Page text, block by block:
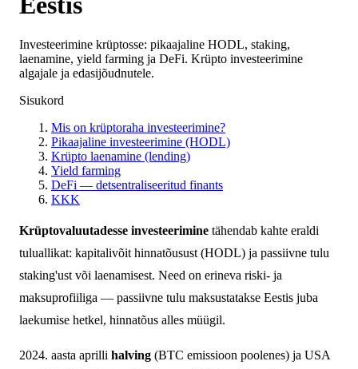
Investeerimine krüptosse: pikaajaline HODL, staking,
laenamine, yield farming ja DeFi. Krüpto investeerimine
algajale ja edasijõudnutele.
Sisukord
Mis on krüptoraha investeerimine?
Pikaajaline investeerimine (HODL)
Krüpto laenamine (lending)
Yield farming
DeFi — detsentraliseeritud finants
KKK
Krüptovaluutadesse investeerimine tähendab kahte eraldi
tuluallikat: kapitalivõit hinnatõusust (HODL) ja passiivne tulu
staking'ust või laenamisest. Need on erineva riski- ja
maksuprofiiliga — passiivne tulu maksustatakse Eestis juba
laekumise hetkel, hinnatõus alles müügil.
2024. aasta aprilli halving (BTC emissioon poolenes) ja USA